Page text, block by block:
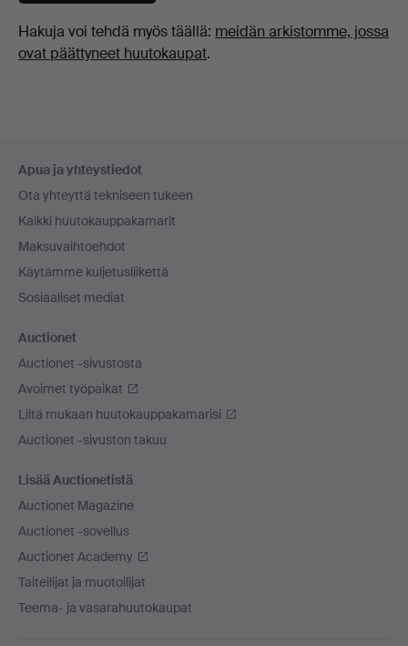
Hakuja voi tehdä myös täällä: meidän arkistomme, jossa
ovat päättyneet huutokaupat.
Apua ja yhteystiedot
Ota yhteyttä tekniseen tukeen
Kaikki huutokauppakamarit
Maksuvaihtoehdot
Käytämme kuljetusliikettä
Sosiaaliset mediat
Auctionet
Auctionet -sivustosta
Avoimet työpaikat
Liitä mukaan huutokauppakamarisi
Auctionet -sivuston takuu
Lisää Auctionetistä
Auctionet Magazine
Auctionet -sovellus
Auctionet Academy
Taiteilijat ja muotoilijat
Teema- ja vasarahuutokaupat